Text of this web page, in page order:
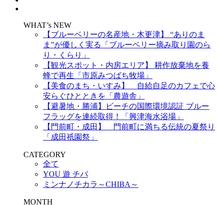
WHAT’s NEW
【ブルーベリーの名産地・木更津】 “ありのま
ま”が優しく実る「ブルーベリー摘み取り園のら
り・くらり」
【観光スポット・内房エリア】 耕作放棄地を養
蜂で再生「市原みつばち牧場」
【美食のまち・いすみ】 自給自足のカフェで心
安らぐひとときを「農遊舎」
【避暑地・勝浦】ビーチの国際環境認証 ブルー
フラッグを連続取得！「興津海水浴場」
【門前町・成田】 門前町に満ちる伝統の夏祭り
「成田祇園祭」
CATEGORY
全て
YOU 遊 チバ
ミンナノチカラ～CHIBA～
MONTH